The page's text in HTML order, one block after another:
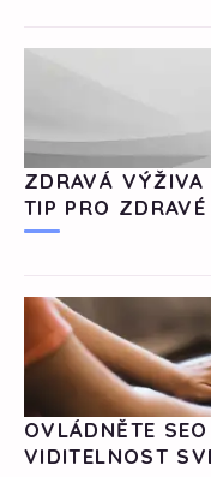
ZDRAVÁ VÝŽIVA
TIP PRO
OVLÁDNĚTE
VIDITELNOST